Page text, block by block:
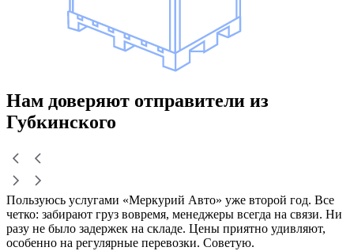
Нам доверяют отправители из
Губкинского
Пользуюсь услугами «Меркурий Авто» уже второй год. Все
четко: забирают груз вовремя, менеджеры всегда на связи. Ни
разу не было задержек на складе. Цены приятно удивляют,
особенно на регулярные перевозки. Советую.